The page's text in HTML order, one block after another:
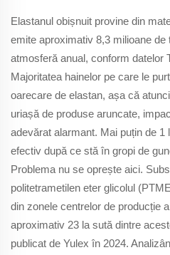
Elastanul obișnuit provine din
emite aproximativ 8,3 milioane
atmosferă anual, conform datelor
Majoritatea hainelor pe care le
oarecare de elastan, așa că
uriașă de produse aruncate,
adevărat alarmant. Mai puțin de
efectiv după ce stă în gropi de
Problema nu se oprește aici.
politetrametilen eter glicolul
din zonele centrelor de producție
aproximativ 23 la sută dintre
publicat de Yulex în 2024.